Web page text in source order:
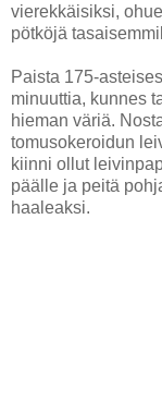
vierekkäisiksi,
pötköjä
Paista 175-
minuuttia, kunnes
hieman väriä.
tomusokeroidun
kiinni ollut
päälle ja peitä
haaleaksi.